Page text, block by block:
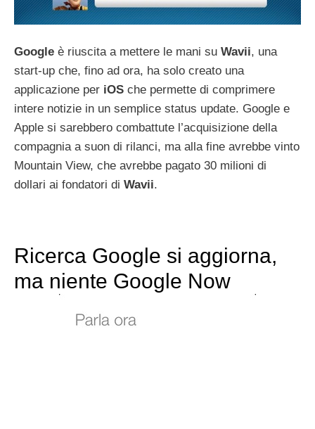
Google è riuscita a mettere le mani su Wavii, una
start-up che, fino ad ora, ha solo creato una
applicazione per iOS che permette di comprimere
intere notizie in un semplice status update. Google e
Apple si sarebbero combattute l’acquisizione della
compagnia a suon di rilanci, ma alla fine avrebbe vinto
Mountain View, che avrebbe pagato 30 milioni di
dollari ai fondatori di Wavii.
Ricerca Google si aggiorna,
ma niente Google Now